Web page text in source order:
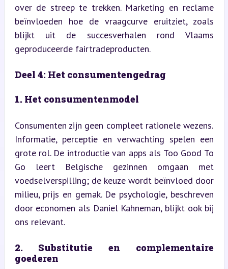
over de streep te trekken. Marketing en reclame
beïnvloeden hoe de vraagcurve eruitziet, zoals
blijkt uit de succesverhalen rond Vlaams
geproduceerde fairtradeproducten.
Deel 4: Het consumentengedrag
1. Het consumentenmodel
Consumenten zijn geen compleet rationele wezens.
Informatie, perceptie en verwachting spelen een
grote rol. De introductie van apps als Too Good To
Go leert Belgische gezinnen omgaan met
voedselverspilling; de keuze wordt beïnvloed door
milieu, prijs en gemak. De psychologie, beschreven
door economen als Daniel Kahneman, blijkt ook bij
ons relevant.
2. Substitutie en complementaire
goederen